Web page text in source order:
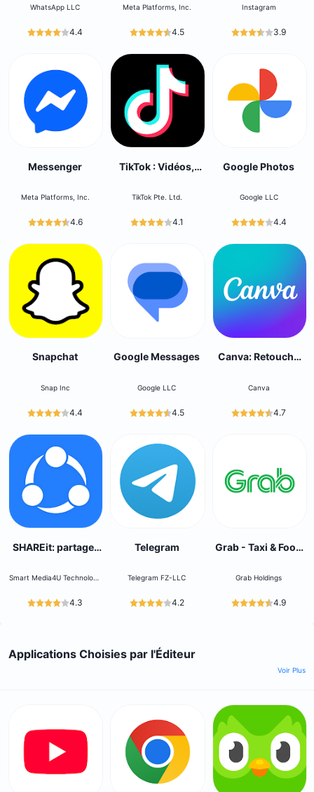
WhatsApp LLC
4.4
Meta Platforms, Inc.
4.5
Instagram
3.9
Messenger
Meta Platforms, Inc.
4.6
TikTok : Vidéos,
TikTok Pte. Ltd.
4.1
Google Photos
Google LLC
4.4
Snapchat
Snap Inc
4.4
Google Messages
Google LLC
4.5
Canva: Retouche
Canva
4.7
SHAREit: partager
Smart Media4U Technology
4.3
Telegram
Telegram FZ-LLC
4.2
Grab - Taxi & Food
Grab Holdings
4.9
Applications Choisies par l'Éditeur
Voir Plus